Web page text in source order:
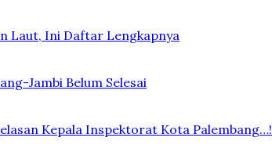
Laut, Ini Daftar Lengkapnya
Jambi Belum Selesai
Kepala Inspektorat Kota Palembang…!